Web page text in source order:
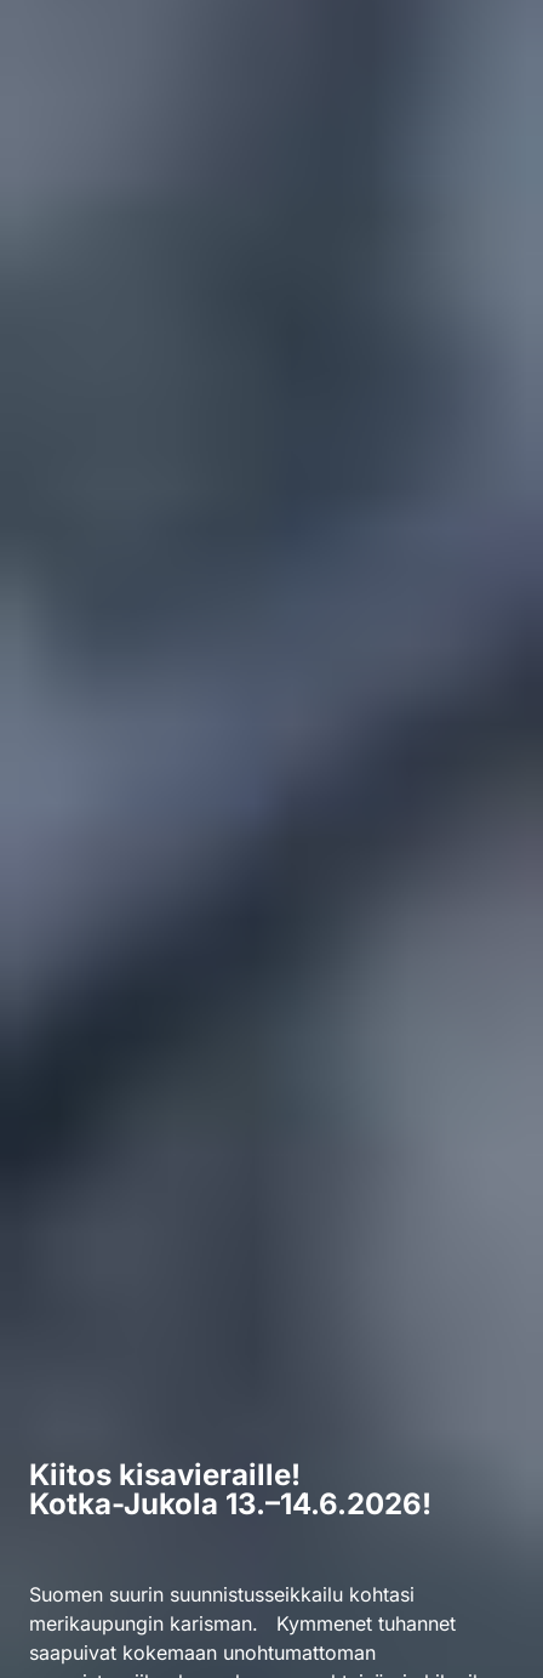
Kiitos kisavieraille!
Kotka-Jukola 13.–
Suomen suurin suunnistusseikkailu kohtaa
merikaupungin karisman. Liity kymmenien
Kiitos kisavieraille!
Kotka-Jukola 13.–14.6.2026!
Suomen suurin suunnistusseikkailu kohtasi
merikaupungin karisman. Kymmenet tuhannet
saapuivat kokemaan unohtumattoman